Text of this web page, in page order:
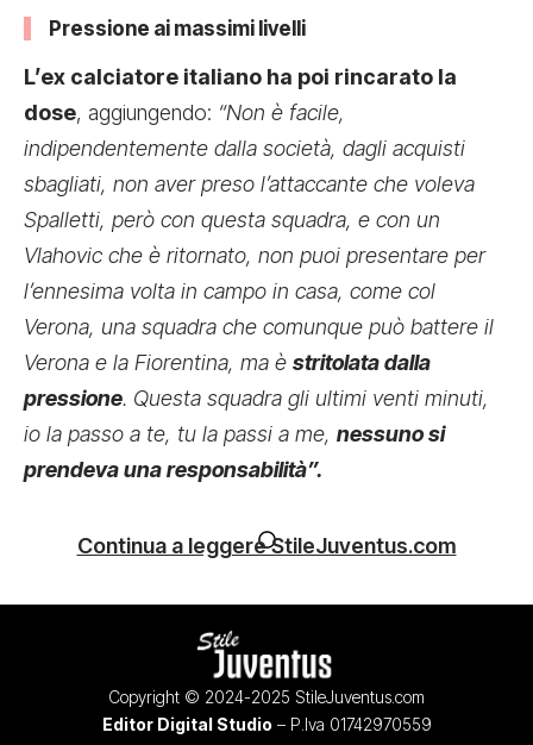
Pressione ai massimi livelli
L’ex calciatore italiano ha poi rincarato la
dose, aggiungendo: “Non è facile,
indipendentemente dalla società, dagli acquisti
sbagliati, non aver preso l’attaccante che voleva
Spalletti, però con questa squadra, e con un
Vlahovic che è ritornato, non puoi presentare per
l’ennesima volta in campo in casa, come col
Verona, una squadra che comunque può battere il
Verona e la Fiorentina, ma è stritolata dalla
pressione. Questa squadra gli ultimi venti minuti,
io la passo a te, tu la passi a me, nessuno si
prendeva una responsabilità”.
Continua a leggere StileJuventus.com
Copyright © 2024-2025 StileJuventus.com
Editor Digital Studio – P.Iva 01742970559